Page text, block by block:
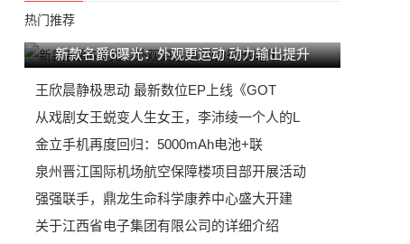
热门推荐
新款名爵6曝光：外观更运动 动力输出提升
王欣晨静极思动 最新数位EP上线《GOT
从戏剧女王蜕变人生女王，李沛绫一个人的L
金立手机再度回归：5000mAh电池+联
泉州晋江国际机场航空保障楼项目部开展活动
强强联手，鼎龙生命科学康养中心盛大开建
关于江西省电子集团有限公司的详细介绍